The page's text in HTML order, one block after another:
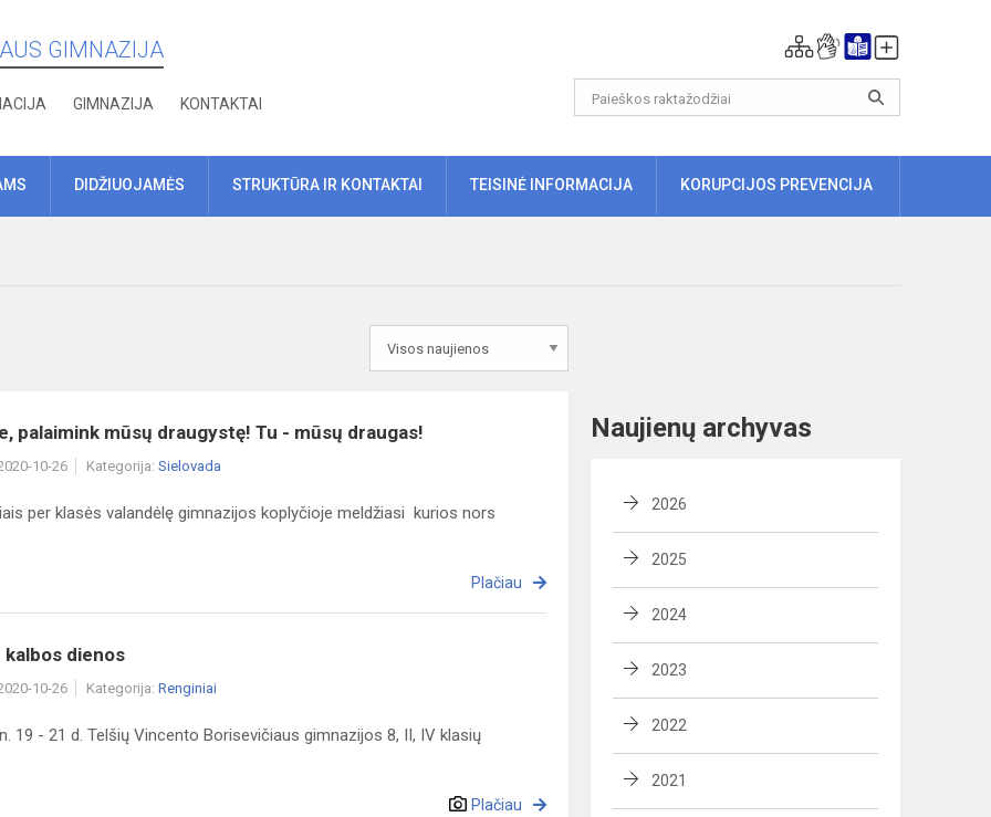
GIMNAZIJA
GIMNAZIJA KONTAKTAI
DIDŽIUOJAMĖS STRUKTŪRA IR KONTAKTAI TEISINĖ INFORMACIJA KORUPCIJOS PREVENCIJA
palaimink mūsų draugystę! Tu - mūsų draugas!
10-26 Kategorija: Sielovada
per klasės valandėlę gimnazijos koplyčioje meldžiasi kurios nors
Plačiau
kalbos dienos
10-26 Kategorija: Renginiai
19 - 21 d. Telšių Vincento Borisevičiaus gimnazijos 8, II, IV klasių
Plačiau
Naujienų archyvas
2026
2025
2024
2023
2022
2021